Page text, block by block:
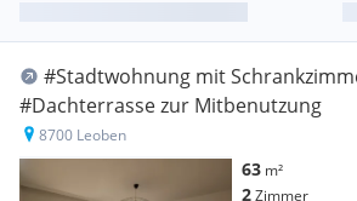
#Stadtwohnung mit
#Dachterrasse zur Mitbenutzung
8700 Leoben
63 m²
2Zimmer